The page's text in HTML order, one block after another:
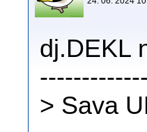
dj.DEKL
> Sava